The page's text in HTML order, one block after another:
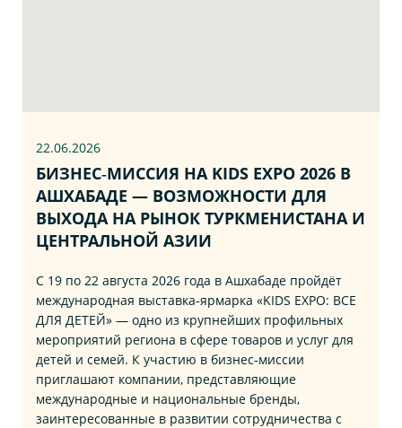
22.06.2026
БИЗНЕС‑МИССИЯ НА KIDS EXPO 2026 В
АШХАБАДЕ — ВОЗМОЖНОСТИ ДЛЯ
ВЫХОДА НА РЫНОК ТУРКМЕНИСТАНА И
ЦЕНТРАЛЬНОЙ АЗИИ
С 19 по 22 августа 2026 года в Ашхабаде пройдёт
международная выставка‑ярмарка «KIDS EXPO: ВСЕ
ДЛЯ ДЕТЕЙ» — одно из крупнейших профильных
мероприятий региона в сфере товаров и услуг для
детей и семей. К участию в бизнес‑миссии
приглашают компании, представляющие
международные и национальные бренды,
заинтересованные в развитии сотрудничества с